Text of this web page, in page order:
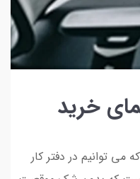
خرید
می توانیم در دفتر کار